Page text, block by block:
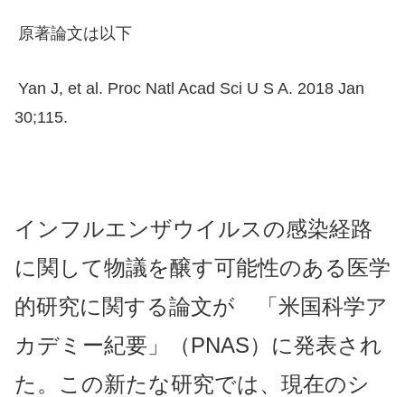
原著論文は以下
Yan J, et al. Proc Natl Acad Sci U S A. 2018 Jan
30;115.
インフルエンザウイルスの感染経路
に関して物議を醸す可能性のある医学
的研究に関する論文が 「米国科学ア
カデミー紀要」（PNAS）に発表され
た。この新たな研究では、現在のシ